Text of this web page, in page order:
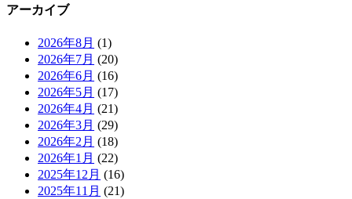
アーカイブ
2026年8月 (1)
2026年7月 (20)
2026年6月 (16)
2026年5月 (17)
2026年4月 (21)
2026年3月 (29)
2026年2月 (18)
2026年1月 (22)
2025年12月 (16)
2025年11月 (21)